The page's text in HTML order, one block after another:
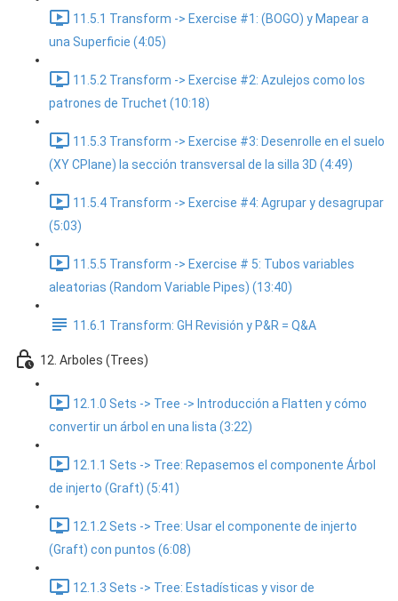
11.5.1 Transform -> Exercise #1: (BOGO) y Mapear a
una Superficie (4:05)
11.5.2 Transform -> Exercise #2: Azulejos como los
patrones de Truchet (10:18)
11.5.3 Transform -> Exercise #3: Desenrolle en el suelo
(XY CPlane) la sección transversal de la silla 3D (4:49)
11.5.4 Transform -> Exercise #4: Agrupar y desagrupar
(5:03)
11.5.5 Transform -> Exercise # 5: Tubos variables
aleatorias (Random Variable Pipes) (13:40)
11.6.1 Transform: GH Revisión y P&R = Q&A
12. Arboles (Trees)
12.1.0 Sets -> Tree -> Introducción a Flatten y cómo
convertir un árbol en una lista (3:22)
12.1.1 Sets -> Tree: Repasemos el componente Árbol
de injerto (Graft) (5:41)
12.1.2 Sets -> Tree: Usar el componente de injerto
(Graft) con puntos (6:08)
12.1.3 Sets -> Tree: Estadísticas y visor de